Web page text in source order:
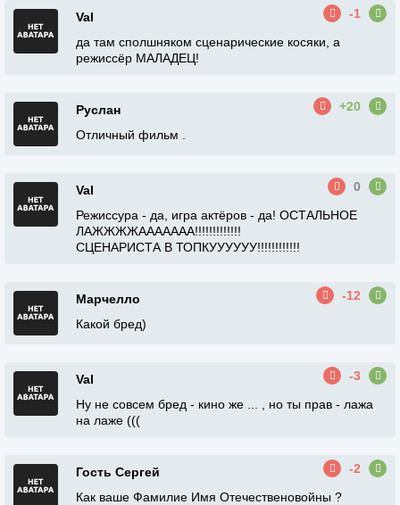
Val
-1
да там сполшняком сценарические косяки, а
режиссёр МАЛАДЕЦ!
Руслан
+20
Отличный фильм .
Val
0
Режиссура - да, игра актёров - да! ОСТАЛЬНОЕ
ЛАЖЖЖЖААААААА!!!!!!!!!!!!!
СЦЕНАРИСТА В ТОПКУУУУУУ!!!!!!!!!!!!
Марчелло
-12
Какой бред)
Val
-3
Ну не совсем бред - кино же ... , но ты прав - лажа
на лаже (((
Гость Сергей
-2
Как ваше Фамилие Имя Отечественовойны ?